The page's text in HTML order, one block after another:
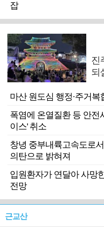
잡
진
되
마산 원도심 행정·주거
폭염에 온열질환 등 안전
이스' 취소
창녕 중부내륙고속도로
의탄으로 밝혀져
입원환자가 연달아 사망
전망
근교산